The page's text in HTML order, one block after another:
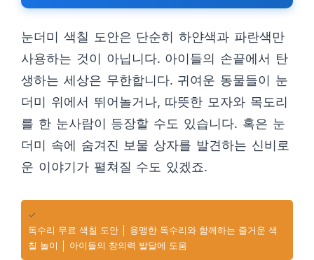
눈더미 색칠 도안은 단순히 하얀색과 파란색만
사용하는 것이 아닙니다. 아이들의 손끝에서 탄
생하는 세상은 무한합니다. 귀여운 동물들이 눈
더미 위에서 뛰어놀거나, 따뜻한 모자와 목도리
를 한 눈사람이 등장할 수도 있습니다. 혹은 눈
더미 속에 숨겨진 보물 상자를 발견하는 신비로
운 이야기가 펼쳐질 수도 있겠죠.
✓
독수리 무료 색칠 도안 │ 용맹한 독수리와 함께하는 즐거운 색
칠 놀이 │ 아이들의 창의력 발달에 도움